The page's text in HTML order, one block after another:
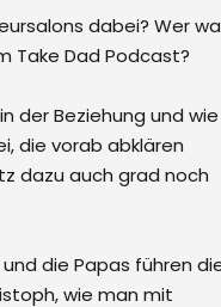
dabei? Wer
Take Dad Podcast?
der Beziehung und wie
die vorab abklären
dazu auch grad noch
die Papas führen
wie man mit